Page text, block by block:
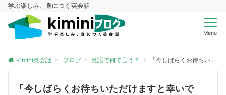
学ぶ楽しみ、身につく英会話
Menu
Kimini英会話 ブログ 英語で何て言う？ 「今しばらくお待ちいただけますと幸いです」は英語で？言い換え表現も紹介！
「今しばらくお待ちいただけますと幸いで